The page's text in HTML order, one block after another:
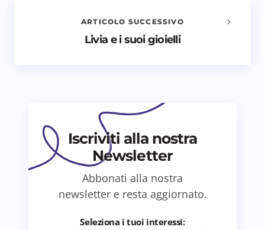
Il tuo commento *
ARTICOLO SUCCESSIVO
Livia e i suoi gioielli
Iscriviti alla nostra
Newsletter
Abbonati alla nostra
newsletter e resta aggiornato.
Seleziona i tuoi interessi: